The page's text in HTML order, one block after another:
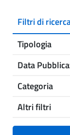
Filtri di
Tipologia
Data
Categoria
Altri filtri